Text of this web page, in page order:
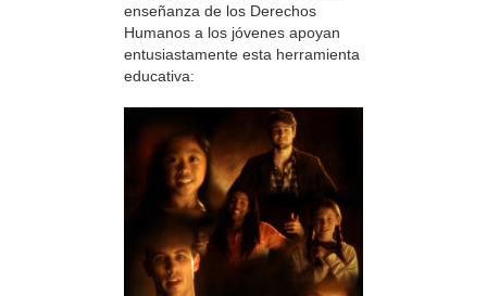
enseñanza de los Derechos
Humanos a los jóvenes apoyan
entusiastamente esta herramienta
educativa: